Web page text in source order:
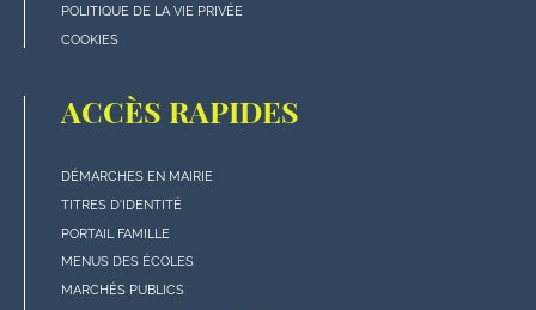
POLITIQUE DE LA VIE PRIVÉE
COOKIES
ACCÈS RAPIDES
Menu
"Accès
rapides"
en
DÉMARCHES EN MAIRIE
TITRES D'IDENTITÉ
PORTAIL FAMILLE
MENUS DES ÉCOLES
MARCHÉS PUBLICS